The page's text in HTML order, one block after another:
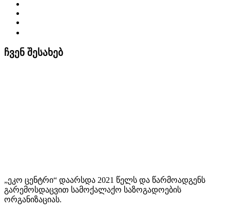
ჩვენ შესახებ
„ეკო ცენტრი“ დაარსდა 2021 წელს და წარმოადგენს
გარემოსდაცვით სამოქალაქო საზოგადოების
ორგანიზაციას.